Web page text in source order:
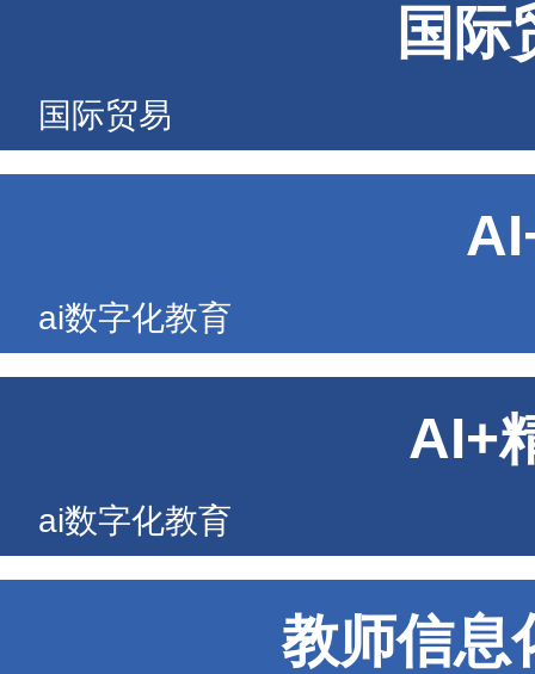
国际
国际贸易
ai数字化教育
AI+
ai数字化教育
教师信息